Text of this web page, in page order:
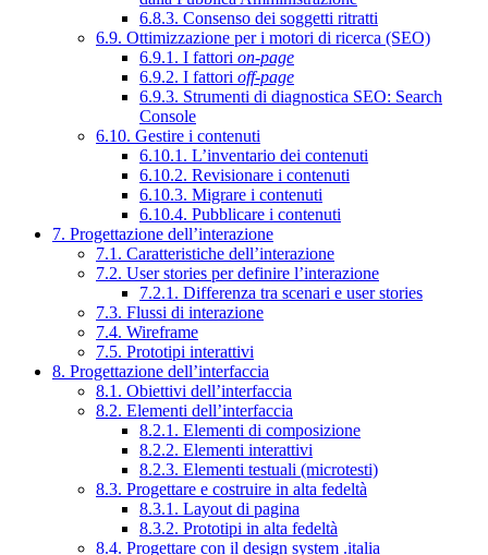
6.8.3. Consenso dei soggetti ritratti
6.9. Ottimizzazione per i motori di ricerca (SEO)
6.9.1. I fattori on-page
6.9.2. I fattori off-page
6.9.3. Strumenti di diagnostica SEO: Search
Console
6.10. Gestire i contenuti
6.10.1. L’inventario dei contenuti
6.10.2. Revisionare i contenuti
6.10.3. Migrare i contenuti
6.10.4. Pubblicare i contenuti
7. Progettazione dell’interazione
7.1. Caratteristiche dell’interazione
7.2. User stories per definire l’interazione
7.2.1. Differenza tra scenari e user stories
7.3. Flussi di interazione
7.4. Wireframe
7.5. Prototipi interattivi
8. Progettazione dell’interfaccia
8.1. Obiettivi dell’interfaccia
8.2. Elementi dell’interfaccia
8.2.1. Elementi di composizione
8.2.2. Elementi interattivi
8.2.3. Elementi testuali (microtesti)
8.3. Progettare e costruire in alta fedeltà
8.3.1. Layout di pagina
8.3.2. Prototipi in alta fedeltà
8.4. Progettare con il design system .italia